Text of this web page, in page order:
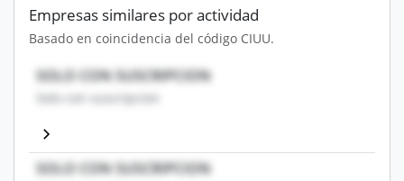
Empresas similares por actividad
Basado en coincidencia del código CIUU.
SOLO CON SUSCRIPCION
Solo con suscripcion
SOLO CON SUSCRIPCION